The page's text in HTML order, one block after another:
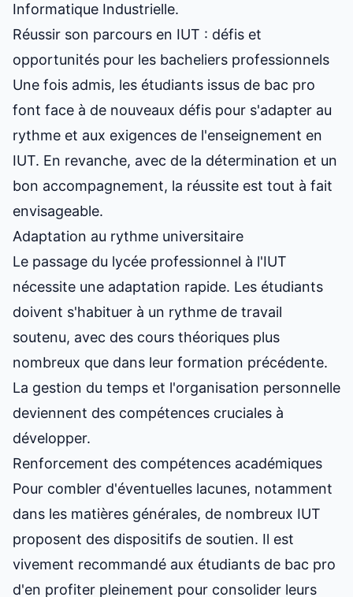
Informatique Industrielle.
Réussir son parcours en IUT : défis et
opportunités pour les bacheliers professionnels
Une fois admis, les étudiants issus de bac pro
font face à de nouveaux défis pour s'adapter au
rythme et aux exigences de l'enseignement en
IUT. En revanche, avec de la détermination et un
bon accompagnement, la réussite est tout à fait
envisageable.
Adaptation au rythme universitaire
Le passage du lycée professionnel à l'IUT
nécessite une adaptation rapide. Les étudiants
doivent s'habituer à un rythme de travail
soutenu, avec des cours théoriques plus
nombreux que dans leur formation précédente.
La gestion du temps et l'organisation personnelle
deviennent des compétences cruciales à
développer.
Renforcement des compétences académiques
Pour combler d'éventuelles lacunes, notamment
dans les matières générales, de nombreux IUT
proposent des dispositifs de soutien. Il est
vivement recommandé aux étudiants de bac pro
d'en profiter pleinement pour consolider leurs